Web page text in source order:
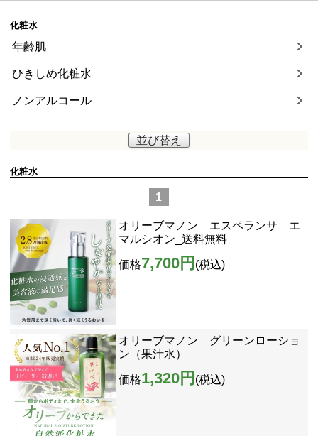
化粧水
年齢肌
ひきしめ化粧水
ノンアルコール
並び替え
化粧水
1
オリーブマノン エスペランサ エ
マルシオン_送料無料
価格7,700円 (税込)
オリーブマノン グリーンローショ
ン（果汁水）
価格1,320円 (税込)